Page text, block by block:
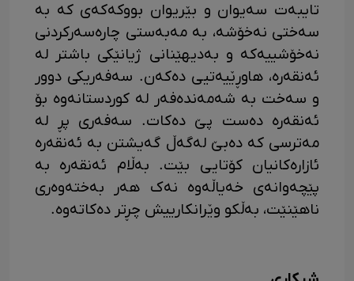
تایبەت سەیوان و بێریوان بووکەکەی کە بە
سەختی نەخۆشە، بە مەبەستی چارەسەرکردنی
نەخۆشییەکە و بەدیهێنانی ژیانێکی باشتر لە
ئەنقەرە، هاوڕێیەتیی دەکەن. سەفەر­یکی دوور
و سەخت بە شەمەندەفەر لە کوردستانەوە بۆ
ئەنقەرە دەست پێ دەکات. سەفەری پڕ لە
مەترسی کە دەبێ لەگەڵ گەیشتن بە ئەنقەرە
ئازارەکانیان کۆتایی بێت. بەڵام ئەنقەرە بە
پێچەوانەی خەیاڵەوە نەک هەر بەختەوەری
ناهێنێت، بەڵکو وێرانکارییش چڕتر دەکاتەوە.